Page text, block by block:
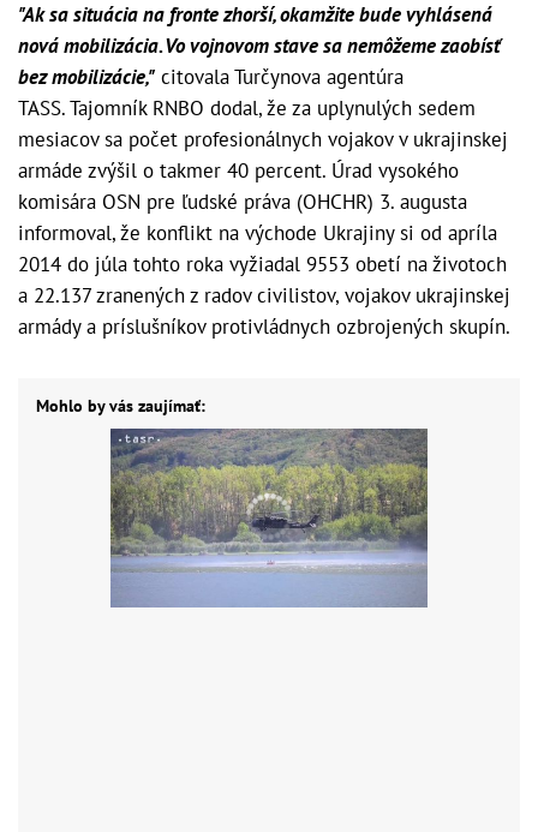
"Ak sa situácia na fronte zhorší, okamžite bude vyhlásená
nová mobilizácia. Vo vojnovom stave sa nemôžeme zaobísť
bez mobilizácie," citovala Turčynova agentúra
TASS. Tajomník RNBO dodal, že za uplynulých sedem
mesiacov sa počet profesionálnych vojakov v ukrajinskej
armáde zvýšil o takmer 40 percent. Úrad vysokého
komisára OSN pre ľudské práva (OHCHR) 3. augusta
informoval, že konflikt na východe Ukrajiny si od apríla
2014 do júla tohto roka vyžiadal 9553 obetí na životoch
a 22.137 zranených z radov civilistov, vojakov ukrajinskej
armády a príslušníkov protivládnych ozbrojených skupín.
Mohlo by vás zaujímať: